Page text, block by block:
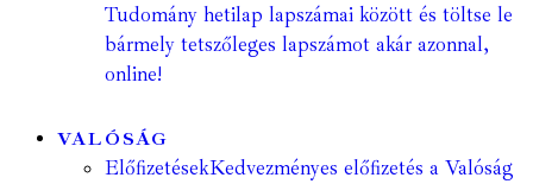
Tudomány hetilap lapszámai között és töltse le
bármely tetszőleges lapszámot akár azonnal,
online!
VALÓSÁG
ElőfizetésekKedvezményes előfizetés a Valóság